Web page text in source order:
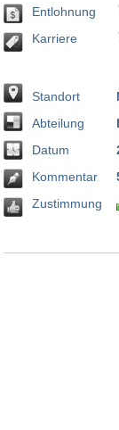
Entlohnung
Karriere
Standort
Abteilung
Datum
Kommentar
Zustimmung